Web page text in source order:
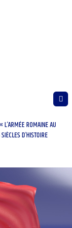
ROMAINE AU
D’HISTOIRE